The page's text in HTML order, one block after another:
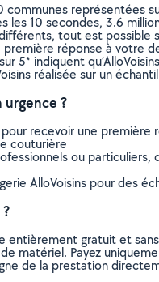
représentées
les 10 secondes, 3.6
tout est possible
réponse à votre
5* indiquent
réalisée sur un
?
pour recevoir une
couturière
ou
AlloVoisins pour des
entièrement gratuit et
matériel. Payez
de la prestation